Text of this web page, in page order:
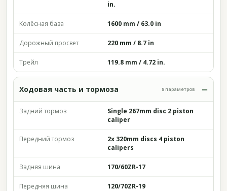
in.
Колёсная база 1600 mm / 63.0 in
Дорожный просвет 220 mm / 8.7 in
Трейл 119.8 mm / 4.72 in.
Ходовая часть и тормоза 8 параметров
Задний тормоз
Single 267mm disc 2 piston
caliper
Передний тормоз
2x 320mm discs 4 piston
calipers
Задняя шина 170/60ZR-17
Передняя шина 120/70ZR-19